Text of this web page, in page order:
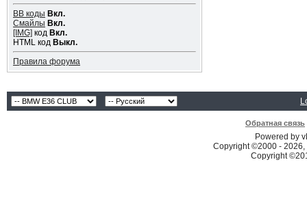
BB коды Вкл.
Смайлы Вкл.
[IMG] код Вкл.
HTML код Выкл.
Правила форума
Обратная связь
Powered by
Copyright ©2000 -
Copyright